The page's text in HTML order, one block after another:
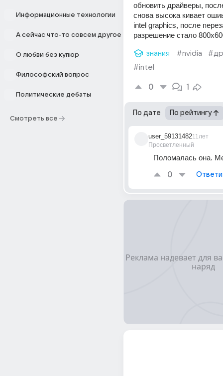
Информационные технологии
А сейчас что-то совсем другое
О любви без купюр
Философский вопрос
Политические дебаты
Смотреть все
обновить драйверы,
снова высока кивает
intel graphics, после
разрешение стало
знания #nvidia
#intel
0 1
По дате По рейтингу
user_59131482
Просветленный
11лет
Поломалась она.
0